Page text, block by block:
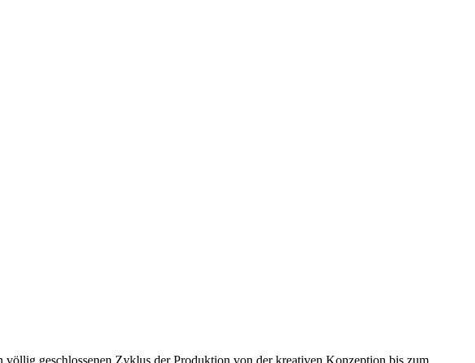
geschlossenen Zyklus der Produktion von der kreativen Konzeption bis zum